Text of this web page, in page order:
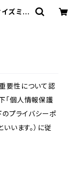
ズミス
要性について認
「個人情報保護
のプライバシーポ
います。）に従